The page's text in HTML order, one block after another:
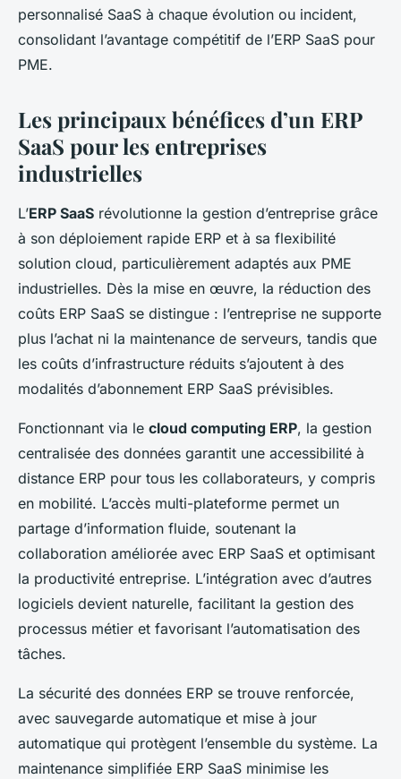
personnalisé SaaS à chaque évolution ou incident,
consolidant l’avantage compétitif de l’ERP SaaS pour
PME.
Les principaux bénéfices d’un ERP
SaaS pour les entreprises
industrielles
L’ERP SaaS révolutionne la gestion d’entreprise grâce
à son déploiement rapide ERP et à sa flexibilité
solution cloud, particulièrement adaptés aux PME
industrielles. Dès la mise en œuvre, la réduction des
coûts ERP SaaS se distingue : l’entreprise ne supporte
plus l’achat ni la maintenance de serveurs, tandis que
les coûts d’infrastructure réduits s’ajoutent à des
modalités d’abonnement ERP SaaS prévisibles.
Fonctionnant via le cloud computing ERP, la gestion
centralisée des données garantit une accessibilité à
distance ERP pour tous les collaborateurs, y compris
en mobilité. L’accès multi-plateforme permet un
partage d’information fluide, soutenant la
collaboration améliorée avec ERP SaaS et optimisant
la productivité entreprise. L’intégration avec d’autres
logiciels devient naturelle, facilitant la gestion des
processus métier et favorisant l’automatisation des
tâches.
La sécurité des données ERP se trouve renforcée,
avec sauvegarde automatique et mise à jour
automatique qui protègent l’ensemble du système. La
maintenance simplifiée ERP SaaS minimise les